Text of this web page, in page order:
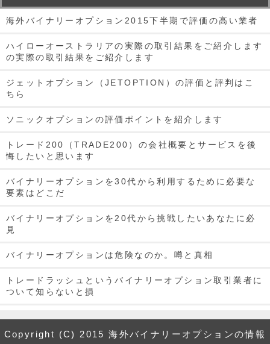
海外バイナリーオプション2015下半期で評価の高い業者
ハイローオーストラリアの実際の取引結果をご紹介します
の実際の取引結果をご紹介します
ジェットオプション（JETOPTION）の評価と評判はこ
ちら
ソニックオプションの評価ポイントを紹介します
トレード200（TRADE200）の会社概要とサービスを後
悔したいと思います
バイナリーオプションを30代から利用するために必要な
要素はどこだ
バイナリーオプションを20代から挑戦したいあなたに必
見
バイナリーオプションは危険なのか。噂と真相
トレードラッシュというバイナリーオプション取引業者に
ついて知らないと損
Copyright (C) 2015 海外バイナリーオプションの情報